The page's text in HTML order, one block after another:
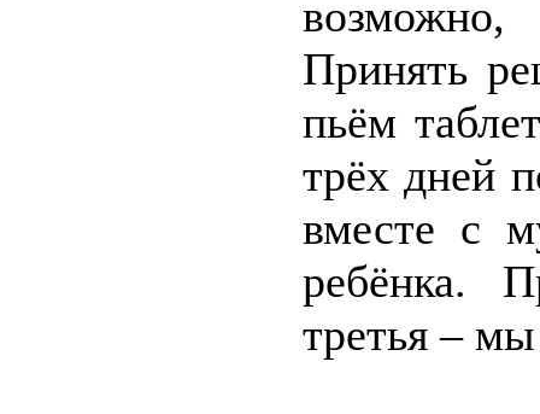
Принять
пьём
трёх дней
вместе с
ребёнка.
третья –